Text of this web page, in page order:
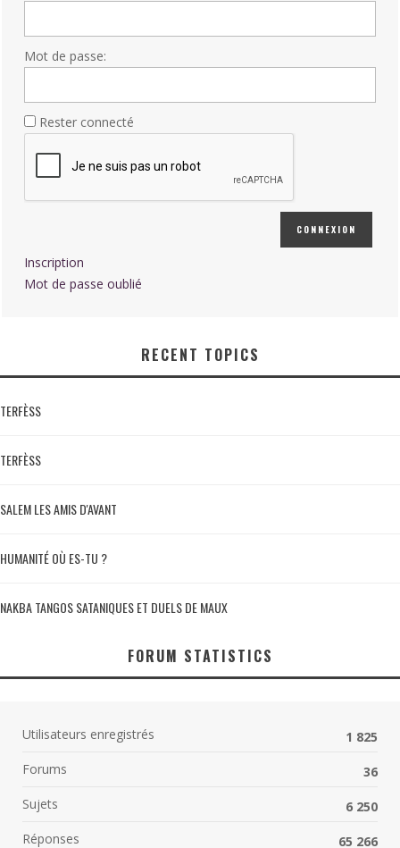
Mot de passe:
Rester connecté
CONNEXION
Inscription
Mot de passe oublié
RECENT TOPICS
TERFÈSS
TERFÈSS
SALEM LES AMIS D'AVANT
HUMANITÉ OÙ ES-TU ?
NAKBA TANGOS SATANIQUES ET DUELS DE MAUX
FORUM STATISTICS
Utilisateurs enregistrés
1 825
Forums
36
Sujets
6 250
Réponses
65 266